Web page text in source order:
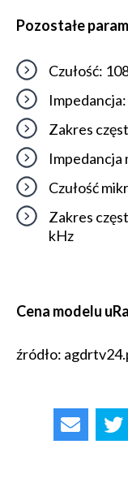
Pozostałe
Czułość:
Zakres
Czułość
Zakres
kHz
Cena modelu
źródło: